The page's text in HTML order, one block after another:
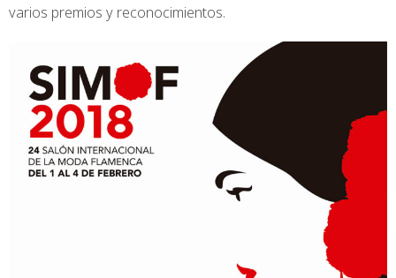
varios premios y reconocimientos.